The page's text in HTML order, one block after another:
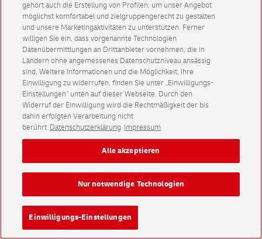
gehört auch die Erstellung von Profilen, um unser Angebot
möglichst komfortabel und zielgruppengerecht zu gestalten
und unsere Marketingaktivitäten zu unterstützen. Ferner
willigen Sie ein, dass vorgenannte Technologien
Datenübermittlungen an Drittanbieter vornehmen, die in
Ländern ohne angemessenes Datenschutzniveau ansässig
sind. Weitere Informationen und die Möglichkeit, Ihre
Einwilligung zu widerrufen, finden Sie unter „Einwilligungs-
Einstellungen“ unten auf dieser Webseite. Durch den
Widerruf der Einwilligung wird die Rechtmäßigkeit der bis
dahin erfolgten Verarbeitung nicht
berührt Datenschutzerklärung Impressum
Einwilligungs-Einstellungen
Nur notwendige Technologien
Alle akzeptieren